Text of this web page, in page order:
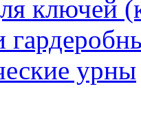
ключей
урны